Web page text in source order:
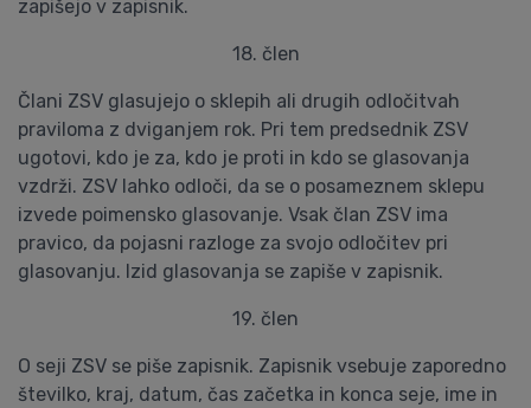
zapišejo v zapisnik.
18. člen
Člani ZSV glasujejo o sklepih ali drugih odločitvah
praviloma z dviganjem rok. Pri tem predsednik ZSV
ugotovi, kdo je za, kdo je proti in kdo se glasovanja
vzdrži. ZSV lahko odloči, da se o posameznem sklepu
izvede poimensko glasovanje. Vsak član ZSV ima
pravico, da pojasni razloge za svojo odločitev pri
glasovanju. Izid glasovanja se zapiše v zapisnik.
19. člen
O seji ZSV se piše zapisnik. Zapisnik vsebuje zaporedno
številko, kraj, datum, čas začetka in konca seje, ime in